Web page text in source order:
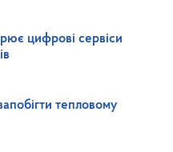
цифрові сервіси
тепловому